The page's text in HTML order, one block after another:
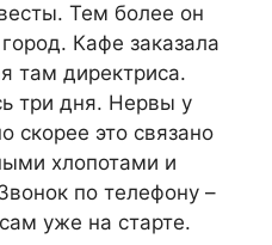
Тем более он
Кафе заказала
там директриса.
три дня. Нервы у
скорее это связано
хлопотами и
по телефону –
уже на старте.